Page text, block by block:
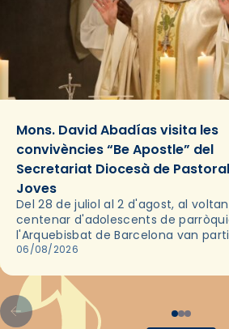
Mons. David Abadías visita les
convivències “Be Apostle” del
Secretariat Diocesà de
Joves
Del 28 de juliol al 2 d'agost, al
centenar d'adolescents de
l'Arquebisbat de Barcelona van
les convivències Be Apostle,
06/08/2026